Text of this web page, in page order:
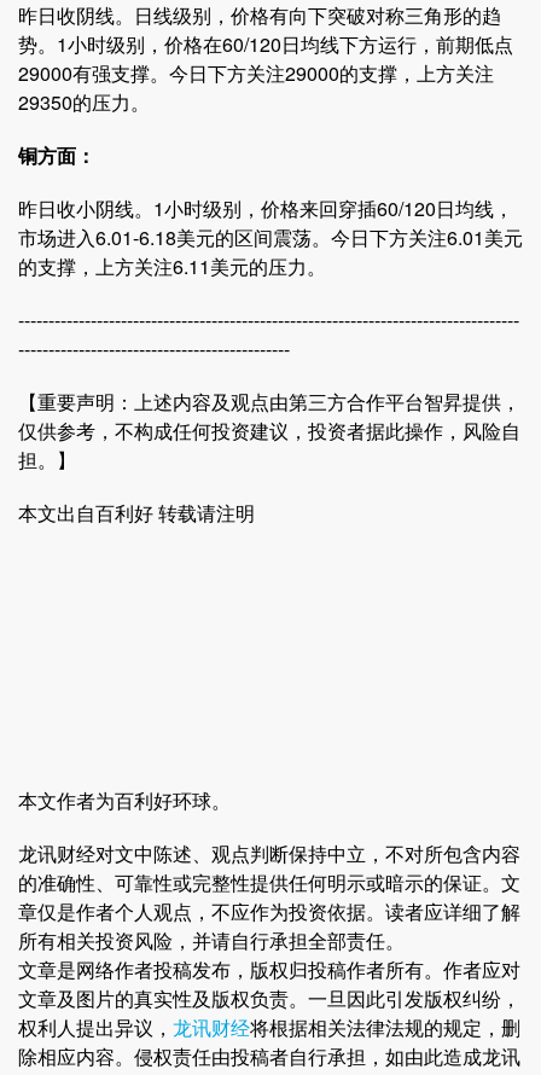
昨日收阴线。日线级别，价格有向下突破对称三角形的趋
势。1小时级别，价格在60/120日均线下方运行，前期低点
29000有强支撑。今日下方关注29000的支撑，上方关注
29350的压力。
铜方面：
昨日收小阴线。1小时级别，价格来回穿插60/120日均线，
市场进入6.01-6.18美元的区间震荡。今日下方关注6.01美元
的支撑，上方关注6.11美元的压力。
-----------------------------------------------------------------------------------
---------------------------------------------
【重要声明：上述内容及观点由第三方合作平台智昇提供，
仅供参考，不构成任何投资建议，投资者据此操作，风险自
担。】
本文出自百利好 转载请注明
本文作者为百利好环球。
龙讯财经对文中陈述、观点判断保持中立，不对所包含内容
的准确性、可靠性或完整性提供任何明示或暗示的保证。文
章仅是作者个人观点，不应作为投资依据。读者应详细了解
所有相关投资风险，并请自行承担全部责任。
文章是网络作者投稿发布，版权归投稿作者所有。作者应对
文章及图片的真实性及版权负责。一旦因此引发版权纠纷，
权利人提出异议， 龙讯财经将根据相关法律法规的规定，删
除相应内容。侵权责任由投稿者自行承担，如由此造成龙讯